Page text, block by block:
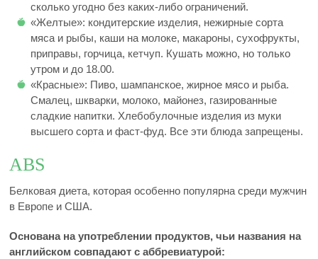
сколько угодно без каких-либо ограничений.
«Желтые»: кондитерские изделия, нежирные сорта
мяса и рыбы, каши на молоке, макароны, сухофрукты,
приправы, горчица, кетчуп. Кушать можно, но только
утром и до 18.00.
«Красные»: Пиво, шампанское, жирное мясо и рыба.
Смалец, шкварки, молоко, майонез, газированные
сладкие напитки. Хлебобулочные изделия из муки
высшего сорта и фаст-фуд. Все эти блюда запрещены.
ABS
Белковая диета, которая особенно популярна среди мужчин
в Европе и США.
Основана на употреблении продуктов, чьи названия на
английском совпадают с аббревиатурой: